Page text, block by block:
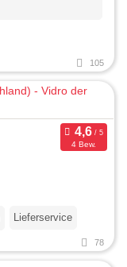
105
4 Bew.
Lieferservice
78